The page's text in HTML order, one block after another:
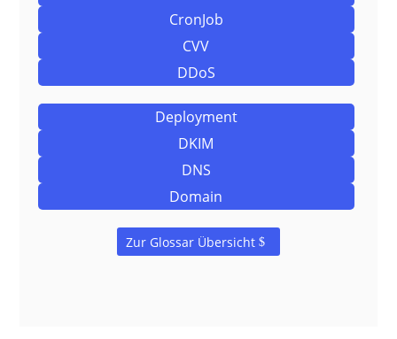
CronJob
CVV
DDoS
Deployment
DKIM
DNS
Domain
Zur Glossar Übersicht